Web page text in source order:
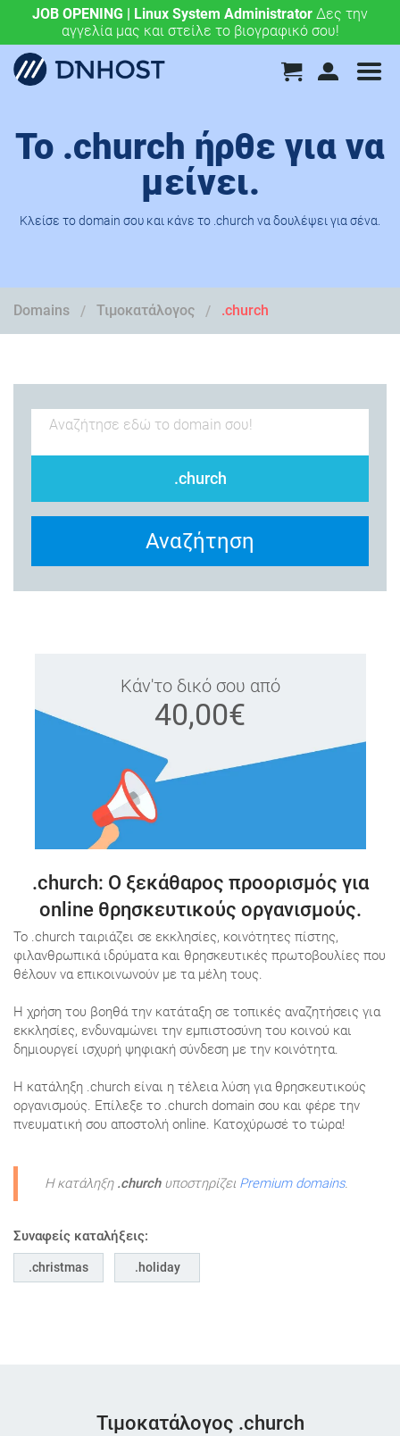
JOB OPENING | Linux System Administrator Δες την
αγγελία μας και στείλε το βιογραφικό σου!
.eu & .ευ domains μόνο 4,90 €/έτος.Χάραξε την
ευρωπαϊκή σου πορεία σήμερα!
Το .church ήρθε για να
μείνει.
Κλείσε το domain σου και κάνε το .church να δουλέψει για σένα.
Domains Τιμοκατάλογος .church
.church
Αναζήτηση
Κάν'το δικό σου από
40,00€
.church: Ο ξεκάθαρος προορισμός για
online θρησκευτικούς οργανισμούς.
Το .church ταιριάζει σε εκκλησίες, κοινότητες πίστης,
φιλανθρωπικά ιδρύματα και θρησκευτικές πρωτοβουλίες που
θέλουν να επικοινωνούν με τα μέλη τους.
Η χρήση του βοηθά την κατάταξη σε τοπικές αναζητήσεις για
εκκλησίες, ενδυναμώνει την εμπιστοσύνη του κοινού και
δημιουργεί ισχυρή ψηφιακή σύνδεση με την κοινότητα.
Η κατάληξη .church είναι η τέλεια λύση για θρησκευτικούς
οργανισμούς. Επίλεξε το .church domain σου και φέρε την
πνευματική σου αποστολή online. Κατοχύρωσέ το τώρα!
Η κατάληξη .churchυποστηρίζει Premium domains.
Συναφείς καταλήξεις:
christmas holiday
Τιμοκατάλογος .church